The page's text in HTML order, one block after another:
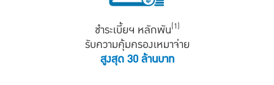
ชำระเบี้ยฯ หลักพัน(1)
รับความคุ้มครองเหมาจ่าย
สูงสุด 30 ล้านบาท